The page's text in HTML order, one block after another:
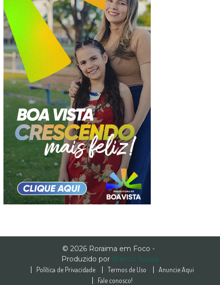
© 2026 Roraima em Foco -
Produzido por Branco Sousa
Política de Privacidade Termos de Uso
Anuncie Aqui
Fale conosco!